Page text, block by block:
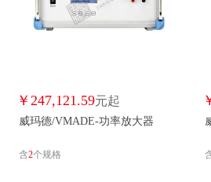
京导/JINGDAO 极讯/JIXUN
国产/
￥ 247,121.59元起
威玛德/VMADE-功率放大器
含2个规格